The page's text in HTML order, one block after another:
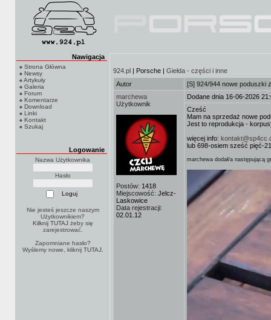
Nawigacja
Strona Główna
Newsy
Artykuły
Galeria
Forum
Komentarze
Download
Linki
Kontakt
Szukaj
Logowanie
Nazwa Użytkownika
Hasło
Nie jesteś jeszcze naszym
Użytkownikiem?
Kilknij TUTAJżeby się
zarejestrować.
Zapomniane hasło?
Wyślemy nowe, kliknij TUTAJ.
924.pl | Porsche | Giełda - części i inne
Autor
[S] 924/944 nowe poduszki
marchewa
Użytkownik
Postów: 1418
Miejscowość: Jelcz-
Laskowice
Data rejestracji:
02.01.12
Dodane dnia 16-06-2026
Cześć
Mam na sprzedaż nowe
Jest to reprodukcja -
więcej info:
lub 698-osiem sześć pięć-
marchewa dodał/a następującą